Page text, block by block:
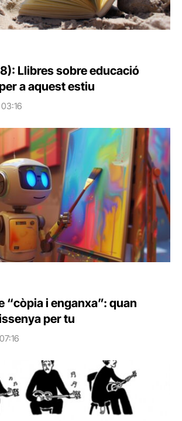
Llibres sobre educació
a aquest estiu
“còpia i enganxa”: quan
per tu